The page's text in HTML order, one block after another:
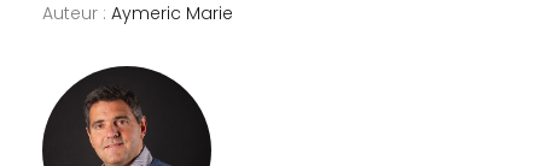
Auteur : Aymeric Marie